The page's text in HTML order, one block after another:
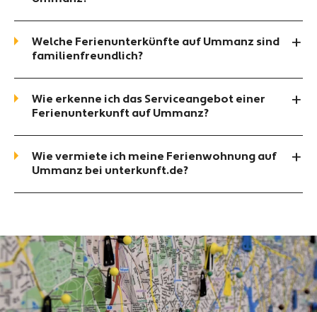
Welche Ferienunterkünfte auf Ummanz sind
familienfreundlich?
Wie erkenne ich das Serviceangebot einer
Ferienunterkunft auf Ummanz?
Wie vermiete ich meine Ferienwohnung auf
Ummanz bei unterkunft.de?